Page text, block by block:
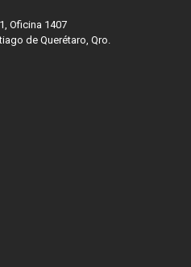
Oficina 1407
de Querétaro, Qro.